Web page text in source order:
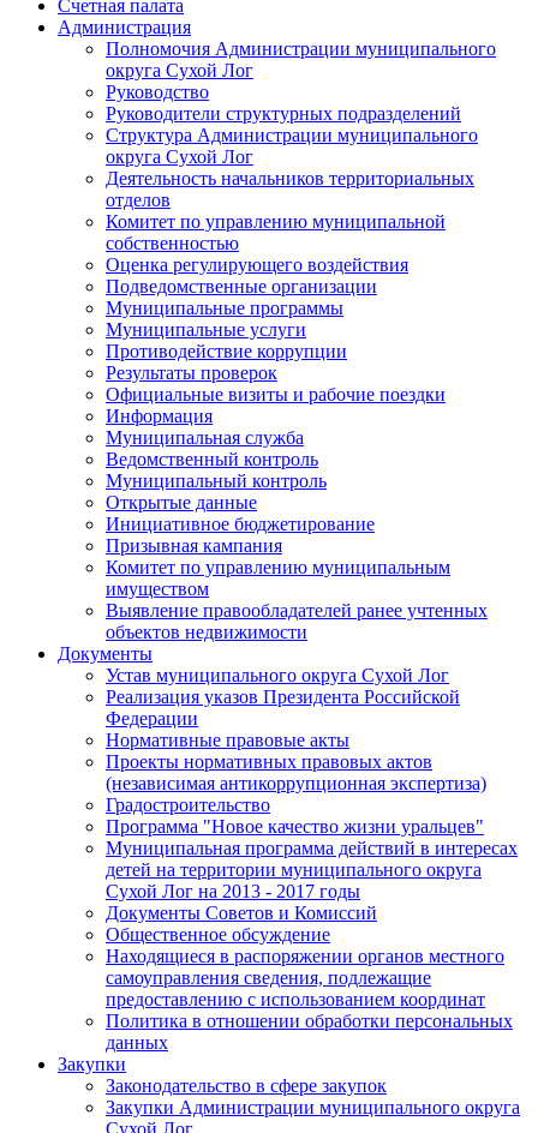
Счетная палата
Администрация
Полномочия Администрации муниципального
округа Сухой Лог
Руководство
Руководители структурных подразделений
Структура Администрации муниципального
округа Сухой Лог
Деятельность начальников территориальных
отделов
Комитет по управлению муниципальной
собственностью
Оценка регулирующего воздействия
Подведомственные организации
Муниципальные программы
Муниципальные услуги
Противодействие коррупции
Результаты проверок
Официальные визиты и рабочие поездки
Информация
Муниципальная служба
Ведомственный контроль
Муниципальный контроль
Открытые данные
Инициативное бюджетирование
Призывная кампания
Комитет по управлению муниципальным
имуществом
Выявление правообладателей ранее учтенных
объектов недвижимости
Документы
Устав муниципального округа Сухой Лог
Реализация указов Президента Российской
Федерации
Нормативные правовые акты
Проекты нормативных правовых актов
(независимая антикоррупционная экспертиза)
Градостроительство
Программа "Новое качество жизни уральцев"
Муниципальная программа действий в интересах
детей на территории муниципального округа
Сухой Лог на 2013 - 2017 годы
Документы Советов и Комиссий
Общественное обсуждение
Находящиеся в распоряжении органов местного
самоуправления сведения, подлежащие
предоставлению с использованием координат
Политика в отношении обработки персональных
данных
Закупки
Законодательство в сфере закупок
Закупки Администрации муниципального округа
Сухой Лог